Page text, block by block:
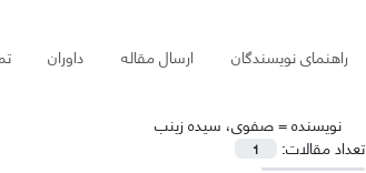
راهنمای نویسندگان ارسال مقاله داوران
نویسنده =صفوی، سیده زینب
تعداد مقالات:
1